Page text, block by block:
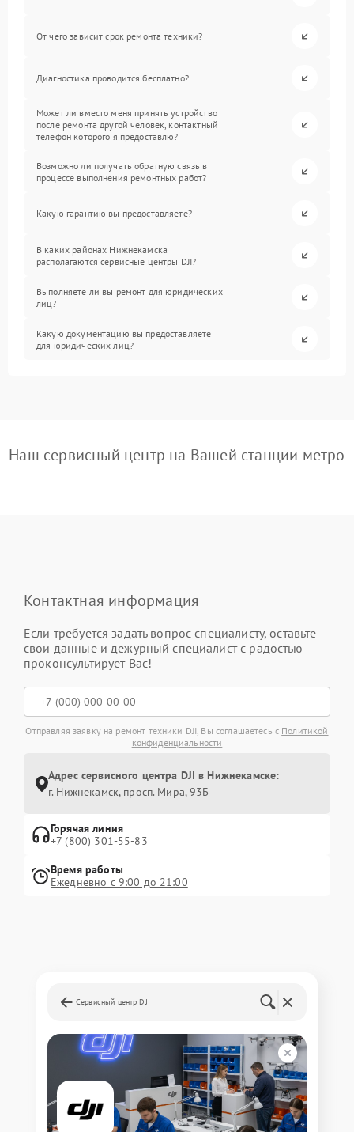
От чего зависит срок ремонта техники?
Диагностика проводится бесплатно?
Может ли вместо меня принять устройство
после ремонта другой человек, контактный
телефон которого я предоставлю?
Возможно ли получать обратную связь в
процессе выполнения ремонтных работ?
Какую гарантию вы предоставляете?
В каких районах Нижнекамска
располагаются сервисные центры DJI?
Выполняете ли вы ремонт для юридических
лиц?
Какую документацию вы предоставляете
для юридических лиц?
Наш сервисный центр на Вашей станции метро
Контактная информация
Если требуется задать вопрос специалисту, оставьте
свои данные и дежурный специалист с радостью
проконсультирует Вас!
Отправляя заявку на ремонт техники DJI, Вы соглашаетесь с Политикой
конфиденциальности
Адрес сервисного центра DJI в Нижнекамске:
г. Нижнекамск, просп. Мира, 93Б
Горячая линия
+7 (800) 301-55-83
Время работы
Ежедневно с 9:00 до 21:00
Сервисный центр DJI